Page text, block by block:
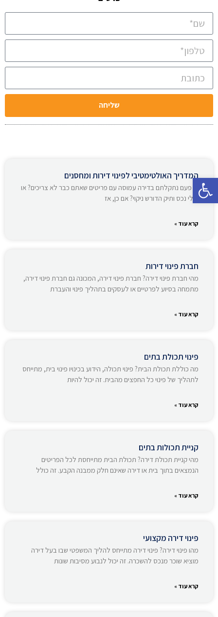
שליחה
המדריך האולטימטיבי לפינוי דירות ומחסנים
אי פעם נתקלתם בדירה עמוסה עם פריטים שאתם כבר לא צריכים? או
אולי נכס ותיק הדורש ניקוי? אם כן, אז
קרא עוד »
חברת פינוי דירות
מהי חברת פינוי דירה? חברת פינוי דירה, המכונה גם חברת פינוי דירה,
מתמחה בסיוע לפרטיים או לעסקים בתהליך פינוי והעברת
קרא עוד »
פינוי תכולת בתים
מה כוללת תכולת הבית? פינוי תכולה, הידוע בכינויו פינוי בית, מתייחס
לתהליך של פינוי כל החפצים מהבית. זה יכול להיות
קרא עוד »
קניית תכולות בתים
מהי קניית תכולת דירה? תכולת הבית מתייחסת לכל הפריטים
הנמצאים בתוך בית או דירה שאינם חלק ממבנה הקבע. זה כולל
קרא עוד »
פינוי דירה מקצועי
מהו פינוי דירה? פינוי דירה מתייחס להליך המשפטי שבו בעל דירה
מוציא שוכר מנכס להשכרה. זה יכול לנבוע מסיבות שונות
קרא עוד »
פתח סרגל נגישות